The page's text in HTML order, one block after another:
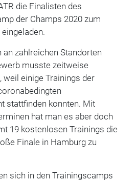
die Finalisten des
der Champs 2020 zum
zahlreichen Standorten
musste zeitweise
weil einige Trainings der
stattfinden konnten. Mit
hat man es aber doch
19 kostenlosen Trainings die
Finale in Hamburg zu
sich in den Trainingscamps